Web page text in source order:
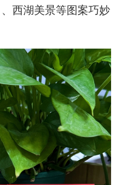
西湖美景等图案巧妙